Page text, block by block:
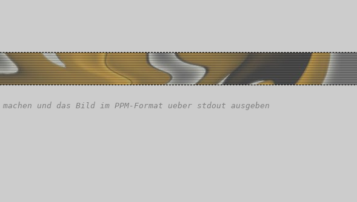
und das Bild im PPM-Format ueber stdout ausgeben